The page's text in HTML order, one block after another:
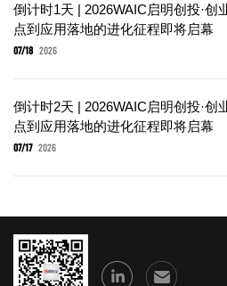
倒计时1天 | 2026WAIC启明创投·
点到应用落地的进化征程即将启幕
07/18 2026
倒计时2天 | 2026WAIC启明创投·
点到应用落地的进化征程即将启幕
07/17 2026